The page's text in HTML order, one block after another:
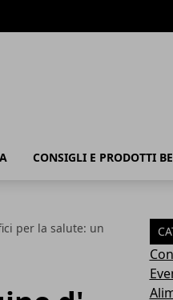
CONSIGLI E PRODOTTI
per la salute: un